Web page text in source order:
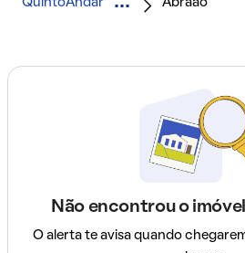
QuintoAndar Abraão
Não encontrou o
O alerta te avisa quando